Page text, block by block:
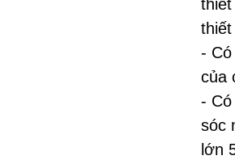
-
của
-
sóc
lớn